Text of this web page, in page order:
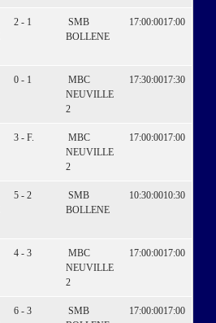
2 - 1
SMB
BOLLENE
17:00:0017:00
0 - 1
MBC
NEUVILLE
2
17:30:0017:30
3 - F.
MBC
NEUVILLE
2
17:00:0017:00
5 - 2
SMB
BOLLENE
10:30:0010:30
4 - 3
MBC
NEUVILLE
2
17:00:0017:00
6 - 3
SMB
17:00:0017:00